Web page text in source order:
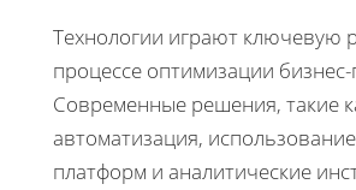
Технологии играют ключевую
процессе оптимизации
Современные решения, такие
автоматизация,
платформ и аналитические